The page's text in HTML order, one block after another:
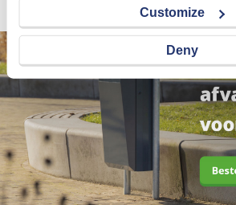
Customize
Deny